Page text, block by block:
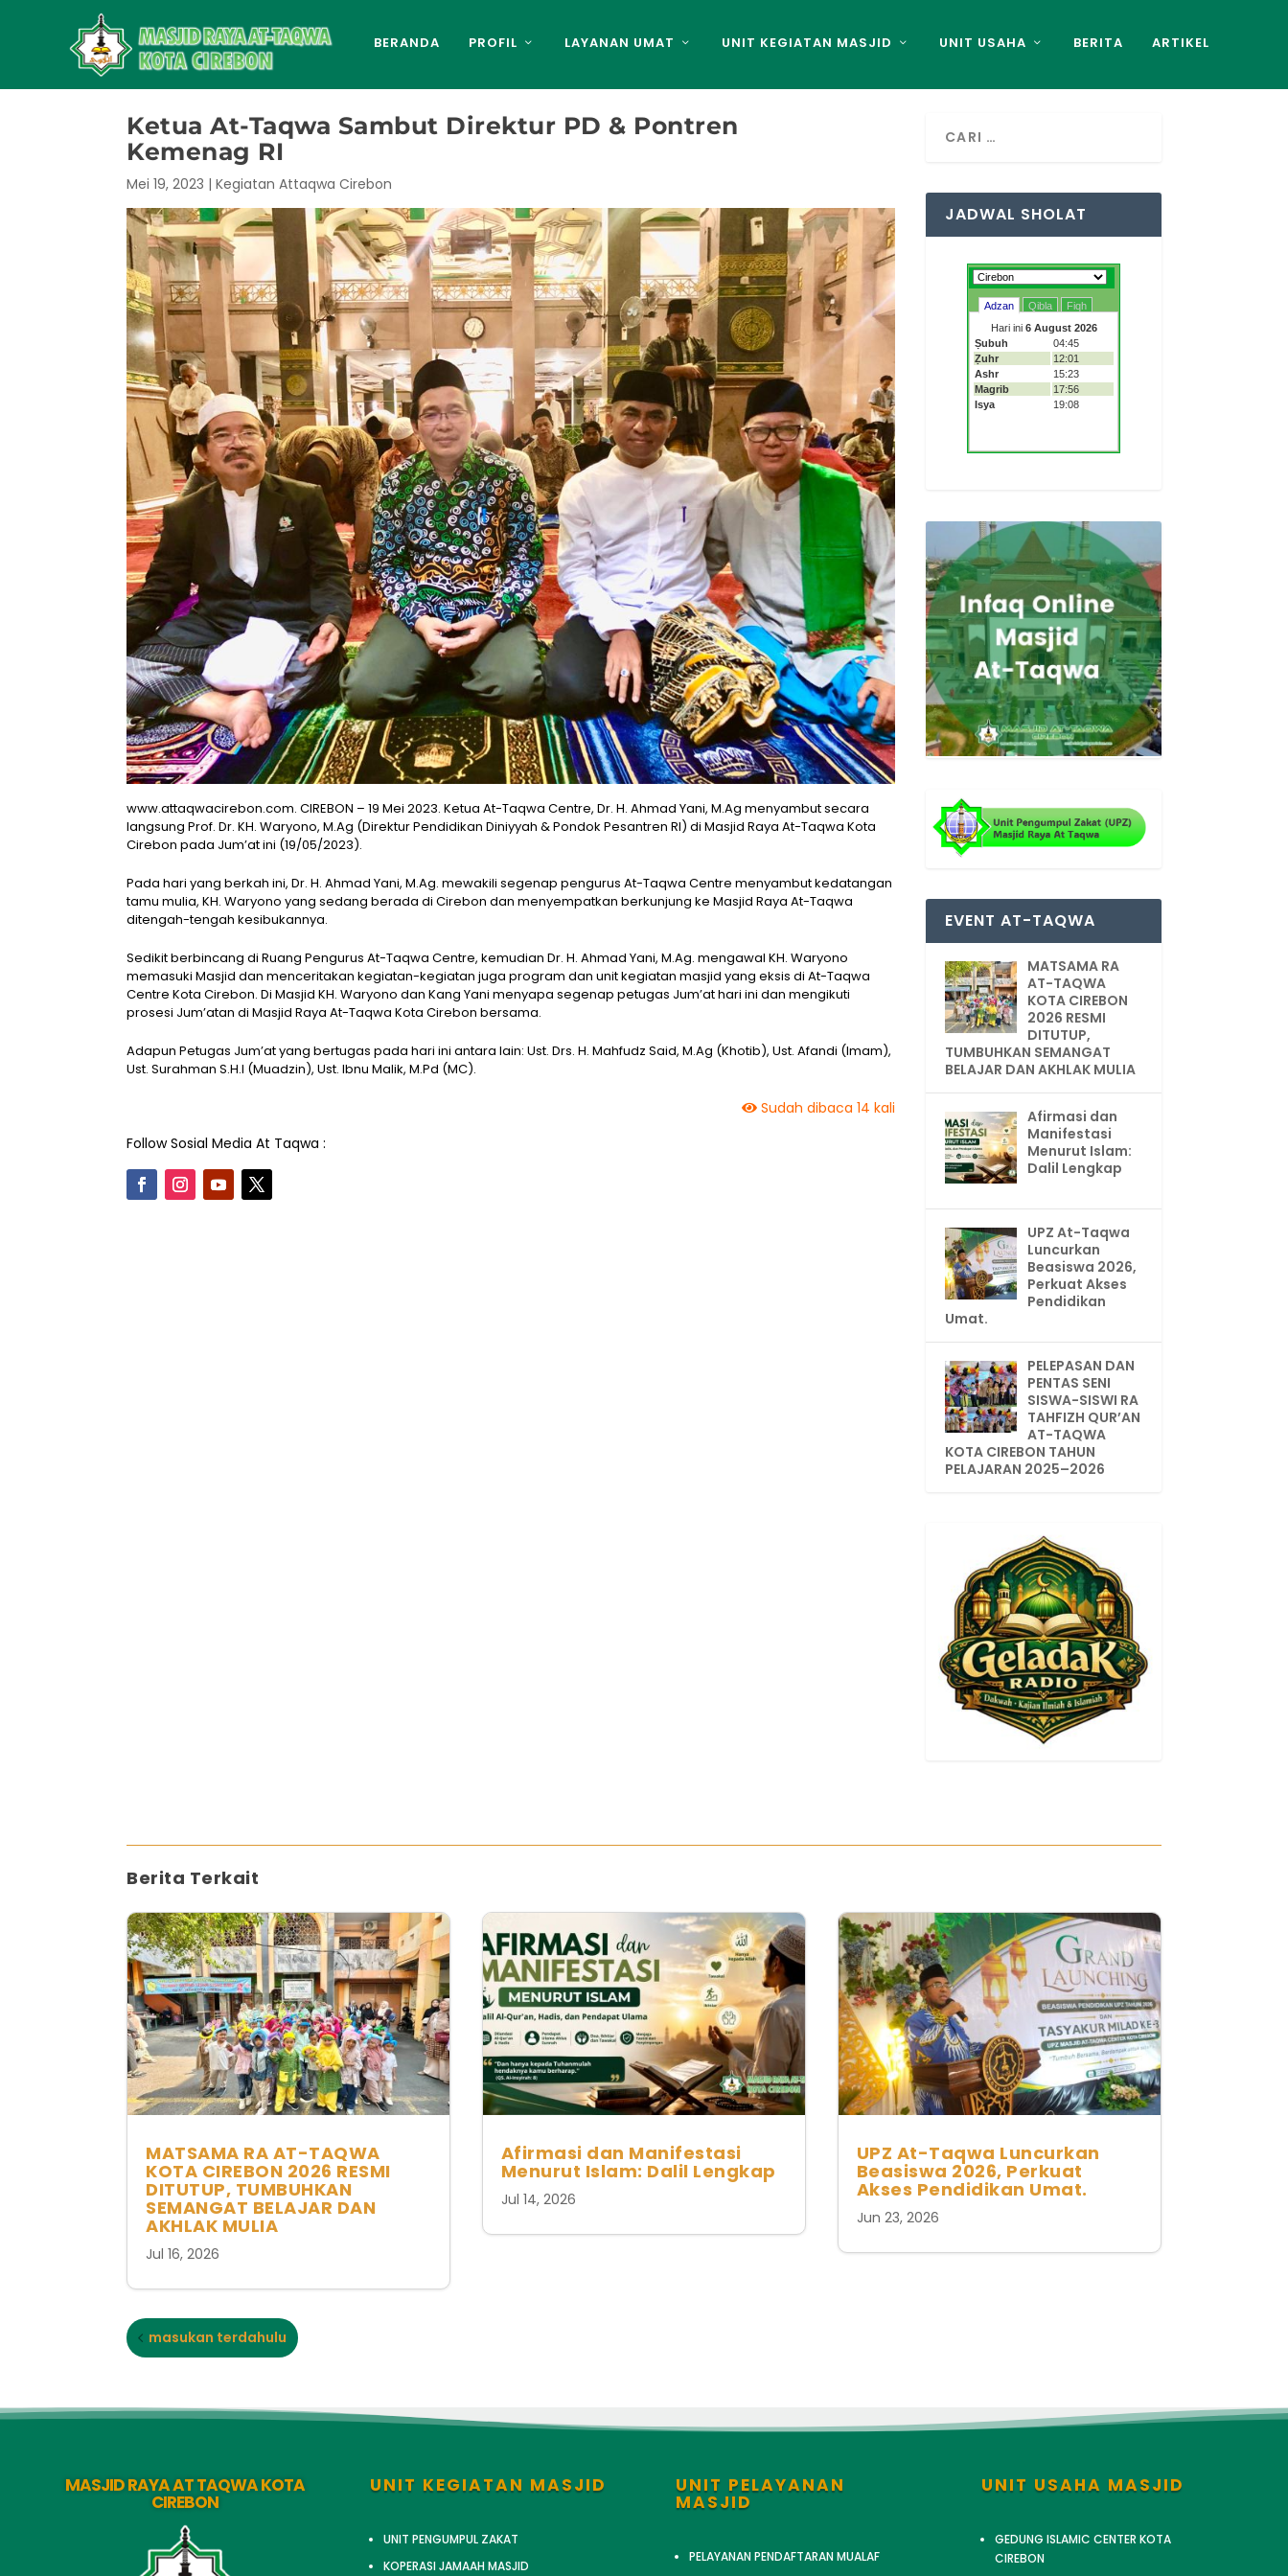
BERANDA PROFIL LAYANAN UMAT UNIT KEGIATAN MASJID UNIT USAHA BERITA ARTIKEL
Ketua At-Taqwa Sambut Direktur PD & Pontren
Kemenag RI
Mei 19, 2023 | Kegiatan Attaqwa Cirebon
www.attaqwacirebon.com. CIREBON – 19 Mei 2023. Ketua At-Taqwa Centre, Dr. H. Ahmad Yani, M.Ag menyambut secara
langsung Prof. Dr. KH. Waryono, M.Ag (Direktur Pendidikan Diniyyah & Pondok Pesantren RI) di Masjid Raya At-Taqwa Kota
Cirebon pada Jum’at ini (19/05/2023).
Pada hari yang berkah ini, Dr. H. Ahmad Yani, M.Ag. mewakili segenap pengurus At-Taqwa Centre menyambut kedatangan
tamu mulia, KH. Waryono yang sedang berada di Cirebon dan menyempatkan berkunjung ke Masjid Raya At-Taqwa
ditengah-tengah kesibukannya.
Sedikit berbincang di Ruang Pengurus At-Taqwa Centre, kemudian Dr. H. Ahmad Yani, M.Ag. mengawal KH. Waryono
memasuki Masjid dan menceritakan kegiatan-kegiatan juga program dan unit kegiatan masjid yang eksis di At-Taqwa
Centre Kota Cirebon. Di Masjid KH. Waryono dan Kang Yani menyapa segenap petugas Jum’at hari ini dan mengikuti
prosesi Jum’atan di Masjid Raya At-Taqwa Kota Cirebon bersama.
Adapun Petugas Jum’at yang bertugas pada hari ini antara lain: Ust. Drs. H. Mahfudz Said, M.Ag (Khotib), Ust. Afandi (Imam),
Ust. Surahman S.H.I (Muadzin), Ust. Ibnu Malik, M.Pd (MC).
Sudah dibaca 14 kali
Follow Sosial Media At Taqwa :
JADWAL SHOLAT
EVENT AT-TAQWA
MATSAMA RA
AT-TAQWA
KOTA CIREBON
2026 RESMI
DITUTUP,
TUMBUHKAN SEMANGAT
BELAJAR DAN AKHLAK MULIA
Afirmasi dan
Manifestasi
Menurut Islam:
Dalil Lengkap
UPZ At-Taqwa
Luncurkan
Beasiswa 2026,
Perkuat Akses
Pendidikan
Umat.
PELEPASAN DAN
PENTAS SENI
SISWA-SISWI RA
TAHFIZH QUR’AN
AT-TAQWA
KOTA CIREBON TAHUN
PELAJARAN 2025–2026
Berita Terkait
MATSAMA RA AT-TAQWA
KOTA CIREBON 2026 RESMI
DITUTUP, TUMBUHKAN
SEMANGAT BELAJAR DAN
AKHLAK MULIA
Jul 16, 2026
Afirmasi dan Manifestasi
Menurut Islam: Dalil Lengkap
Jul 14, 2026
UPZ At-Taqwa Luncurkan
Beasiswa 2026, Perkuat
Akses Pendidikan Umat.
Jun 23, 2026
masukan terdahulu
MASJID RAYA AT TAQWA KOTA
CIREBON
UNIT KEGIATAN MASJID
UNIT PENGUMPUL ZAKAT
KOPERASI JAMAAH MASJID
UNIT PELAYANAN
MASJID
PELAYANAN PENDAFTARAN MUALAF
UNIT USAHA MASJID
GEDUNG ISLAMIC CENTER KOTA
CIREBON